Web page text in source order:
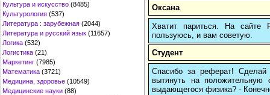
Культура и искусство (8485)
Культурология (537)
Литература : зарубежная (2044)
Литература и русский язык (11657)
Логика (532)
Логистика (21)
Маркетинг (7985)
Математика (3721)
Медицина, здоровье (10549)
Медицинские науки (88)
Оксана
Хватит париться. На
пользуюсь, и вам советую.
Студент
Спасибо за реферат! Сделай
вытянуть на
выдающегося физика? -